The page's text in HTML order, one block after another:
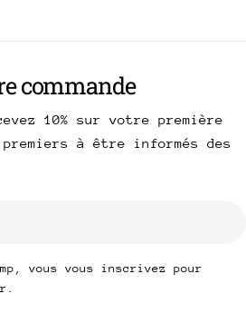
commande
10% sur votre première
premiers à être informés des
vous vous inscrivez pour